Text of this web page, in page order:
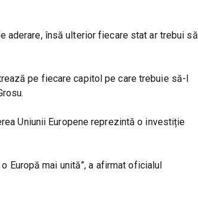
aderare, însă ulterior fiecare stat ar trebui să
pe fiecare capitol pe care trebuie să-l
Uniunii Europene reprezintă o investiție
Europă mai unită”, a afirmat oficialul